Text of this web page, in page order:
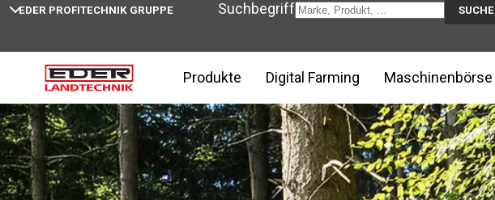
EDER PROFITECHNIK GRUPPE Suchbegriff SUCHE
Produkte Digital Farming Maschinenbörse
Home Trejon Multiforest MF1050 bei EDER Landtechnik